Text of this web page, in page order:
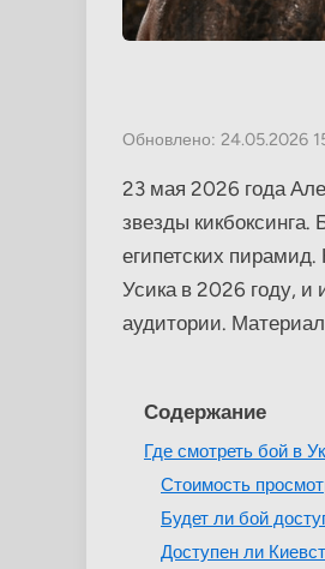
Обновлено: 24.05.2026
23 мая 2026 года
звезды
египетских
Усика в 2026 году, и
аудитории.
Содержание
Где смотреть бой в
Стоимость
Будет ли бой
Доступен ли